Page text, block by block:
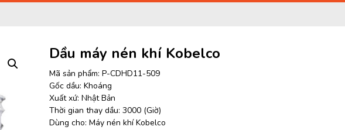
Dầu máy nén khí Kobelco
Mã sản phẩm: P-CDHD11-509
Gốc dầu: Khoáng
Xuất xứ: Nhật Bản
Thời gian thay dầu: 3000 (Giờ)
Dùng cho: Máy nén khí Kobelco